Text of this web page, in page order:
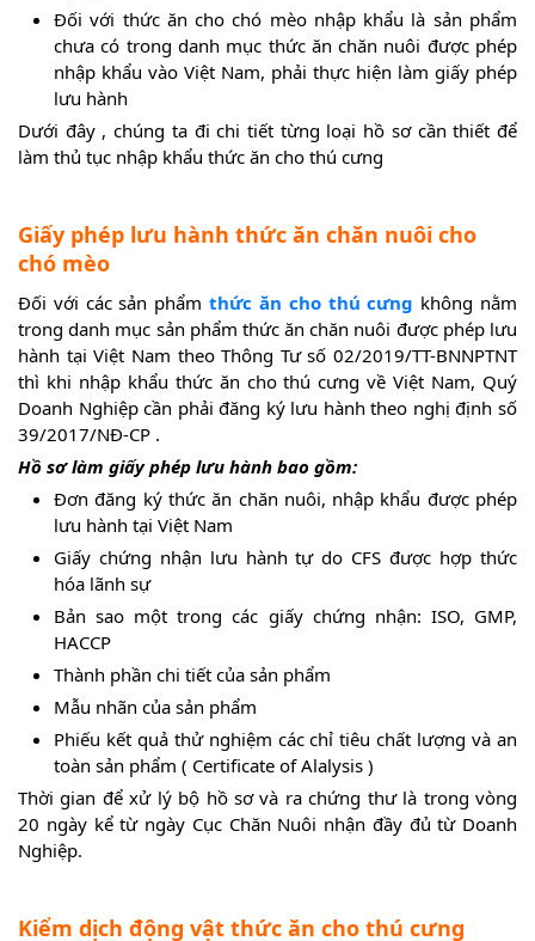
Đối với thức ăn cho chó mèo nhập khẩu là sản phẩm
chưa có trong danh mục thức ăn chăn nuôi được phép
nhập khẩu vào Việt Nam, phải thực hiện làm giấy phép
lưu hành
Dưới đây , chúng ta đi chi tiết từng loại hồ sơ cần thiết để
làm thủ tục nhập khẩu thức ăn cho thú cưng
Giấy phép lưu hành thức ăn chăn nuôi cho
chó mèo
Đối với các sản phẩmthức ăn cho thú cưng không nằm
trong danh mục sản phẩm thức ăn chăn nuôi được phép lưu
hành tại Việt Nam theo Thông Tư số 02/2019/TT-BNNPTNT
thì khi nhập khẩu thức ăn cho thú cưng về Việt Nam, Quý
Doanh Nghiệp cần phải đăng ký lưu hành theo nghị định số
39/2017/NĐ-CP .
Hồ sơ làm giấy phép lưu hành bao gồm:
Đơn đăng ký thức ăn chăn nuôi, nhập khẩu được phép
lưu hành tại Việt Nam
Giấy chứng nhận lưu hành tự do CFS được hợp thức
hóa lãnh sự
Bản sao một trong các giấy chứng nhận: ISO, GMP,
HACCP
Thành phần chi tiết của sản phẩm
Mẫu nhãn của sản phẩm
Phiếu kết quả thử nghiệm các chỉ tiêu chất lượng và an
toàn sản phẩm ( Certificate of Alalysis )
Thời gian để xử lý bộ hồ sơ và ra chứng thư là trong vòng
20 ngày kể từ ngày Cục Chăn Nuôi nhận đầy đủ từ Doanh
Nghiệp.
Kiểm dịch động vật thức ăn cho thú cưng